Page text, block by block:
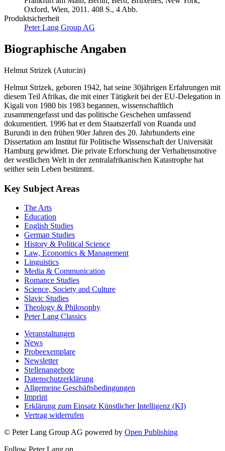
Oxford, Wien, 2011. 408 S., 4 Abb.
Produktsicherheit
Peter Lang Group AG
Biographische Angaben
Helmut Strizek (Autor:in)
Helmut Strizek, geboren 1942, hat seine 30jährigen Erfahrungen mit
diesem Teil Afrikas, die mit einer Tätigkeit bei der EU-Delegation in
Kigali von 1980 bis 1983 begannen, wissenschaftlich
zusammengefasst und das politische Geschehen umfassend
dokumentiert. 1996 hat er dem Staatszerfall von Ruanda und
Burundi in den frühen 90er Jahren des 20. Jahrhunderts eine
Dissertation am Institut für Politische Wissenschaft der Universität
Hamburg gewidmet. Die private Erforschung der Verhaltensmotive
der westlichen Welt in der zentralafrikanischen Katastrophe hat
seither sein Leben bestimmt.
Key Subject Areas
The Arts
Education
English Studies
German Studies
History & Political Science
Law, Economics & Management
Linguistics
Media & Communication
Romance Studies
Science, Society and Culture
Slavic Studies
Theology & Philosophy
Peter Lang Classics
Veranstaltungen
News
Probeexemplare
Newsletter
Stellenangebote
Datenschutzerklärung
Allgemeine Geschäftsbedingungen
Imprint
Erklärung zum Einsatz Künstlicher Intelligenz (KI)
Vertrag widerrufen
© Peter Lang Group AG powered by Open Publishing